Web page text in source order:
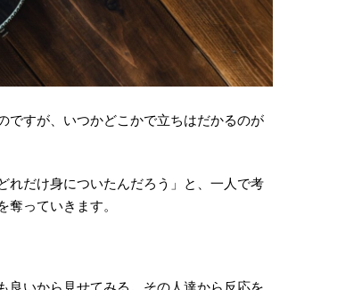
ですが、いつかどこかで立ちはだかるのが
れだけ身についたんだろう」と、一人で考
っていきます。
良いから見せてみる。その人達から反応を